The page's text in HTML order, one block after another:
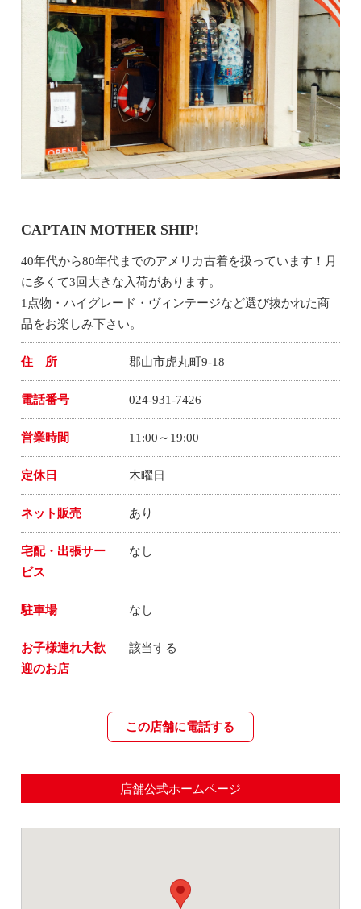
CAPTAIN MOTHER SHIP!
40年代から80年代までのアメリカ古着を扱っています！月
に多くて3回大きな入荷があります。
1点物・ハイグレード・ヴィンテージなど選び抜かれた商
品をお楽しみ下さい。
住 所 郡山市虎丸町9-18
電話番号 024-931-7426
営業時間 11:00～19:00
定休日 木曜日
ネット販売 あり
宅配・出張サー
ビス
なし
駐車場 なし
お子様連れ大歓
迎のお店
該当する
この店舗に電話する
店舗公式ホームページ